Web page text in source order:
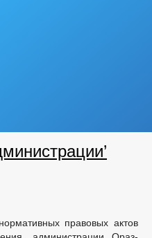
правовых актов